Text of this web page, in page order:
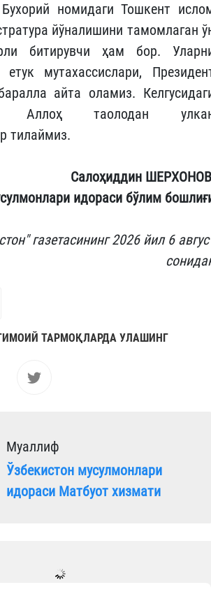
номидаги Тошкент
йўналишини тамомлаган
битирувчи ҳам бор.
етук мутахассислари,
айта оламиз.
Аллоҳ таолодан
тилаймиз.
Салоҳиддин
идораси бўлим
газетасининг 2026 йил 6
ТАРМОҚЛАРДА УЛАШИНГ
Муаллиф
Ўзбекистон мусулмонлари
идораси Матбуот хизмати